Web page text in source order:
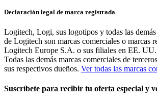
Declaración legal de marca registrada
Logitech, Logi, sus logotipos y todas las
de Logitech son marcas comerciales o marcas
Logitech Europe S.A. o sus filiales en EE. UU.
Todas las demás marcas comerciales de
sus respectivos dueños. Ver todas las marcas
Suscríbete para recibir tu oferta especial y